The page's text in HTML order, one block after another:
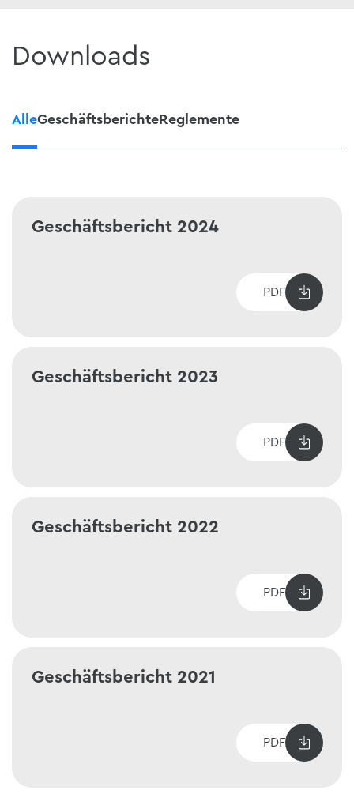
Downloads
AlleGeschäftsberichteReglemente
Geschäftsbericht 2024
PDF
Geschäftsbericht 2023
PDF
Geschäftsbericht 2022
PDF
Geschäftsbericht 2021
PDF